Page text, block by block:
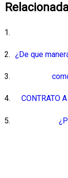
¿De que
CONTRATO